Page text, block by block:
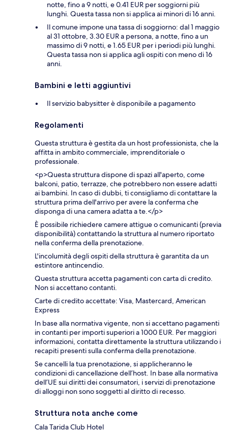
notte, fino a 9 notti, e 0.41 EUR per soggiorni più
lunghi. Questa tassa non si applica ai minori di 16 anni.
Il comune impone una tassa di soggiorno: dal 1 maggio
al 31 ottobre, 3.30 EUR a persona, a notte, fino a un
massimo di 9 notti, e 1.65 EUR per i periodi più lunghi.
Questa tassa non si applica agli ospiti con meno di 16
anni.
Bambini e letti aggiuntivi
Il servizio babysitter è disponibile a pagamento
Regolamenti
Questa struttura è gestita da un host professionista, che la
affitta in ambito commerciale, imprenditoriale o
professionale.
<p>Questa struttura dispone di spazi all'aperto, come
balconi, patio, terrazze, che potrebbero non essere adatti
ai bambini. In caso di dubbi, ti consigliamo di contattare la
struttura prima dell'arrivo per avere la conferma che
disponga di una camera adatta a te.</p>
È possibile richiedere camere attigue o comunicanti (previa
disponibilità) contattando la struttura al numero riportato
nella conferma della prenotazione.
L'incolumità degli ospiti della struttura è garantita da un
estintore antincendio.
Questa struttura accetta pagamenti con carta di credito.
Non si accettano contanti.
Carte di credito accettate: Visa, Mastercard, American
Express
In base alla normativa vigente, non si accettano pagamenti
in contanti per importi superiori a 1000 EUR. Per maggiori
informazioni, contatta direttamente la struttura utilizzando i
recapiti presenti sulla conferma della prenotazione.
Se cancelli la tua prenotazione, si applicheranno le
condizioni di cancellazione dell’host. In base alla normativa
dell’UE sui diritti dei consumatori, i servizi di prenotazione
di alloggi non sono soggetti al diritto di recesso.
Struttura nota anche come
Cala Tarida Club Hotel